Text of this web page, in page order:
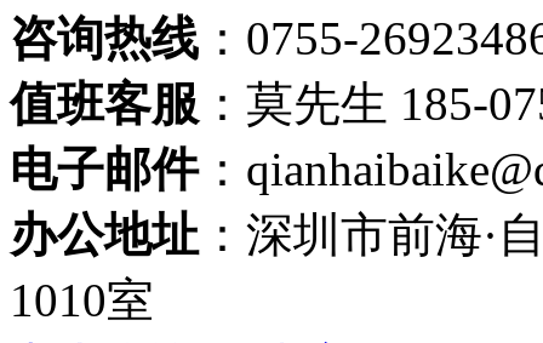
咨询热线 ：0755-
值班客服 ：莫先生 185-
电子邮件：
办公地址 ：深圳市前海·
1010室